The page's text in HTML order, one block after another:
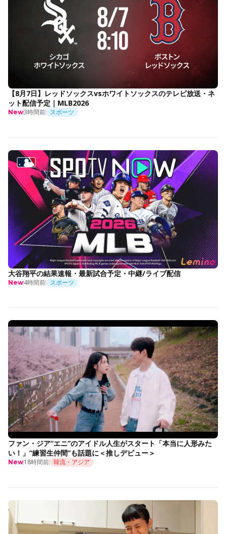
【8月7日】レッドソックスvsホワイトソックスのテレビ放送・ネ
ット配信予定｜MLB2026
New3時間前 スポーツ
大谷翔平の結果速報・最新試合予定・中継/ライブ配信
New4時間前 スポーツ
ファン・ジア“エニ”のアイドル人生がスタート「本当に人形みた
い！」“練習生仲間”も話題に＜推しデビュー＞
New18時間前 韓流・アジア